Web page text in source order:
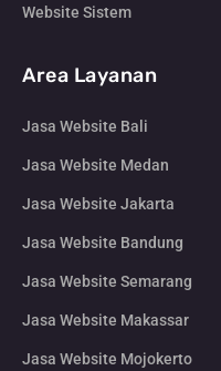
Website Sistem
Area Layanan
Jasa Website Bali
Jasa Website Medan
Jasa Website Jakarta
Jasa Website Bandung
Jasa Website Semarang
Jasa Website Makassar
Jasa Website Mojokerto